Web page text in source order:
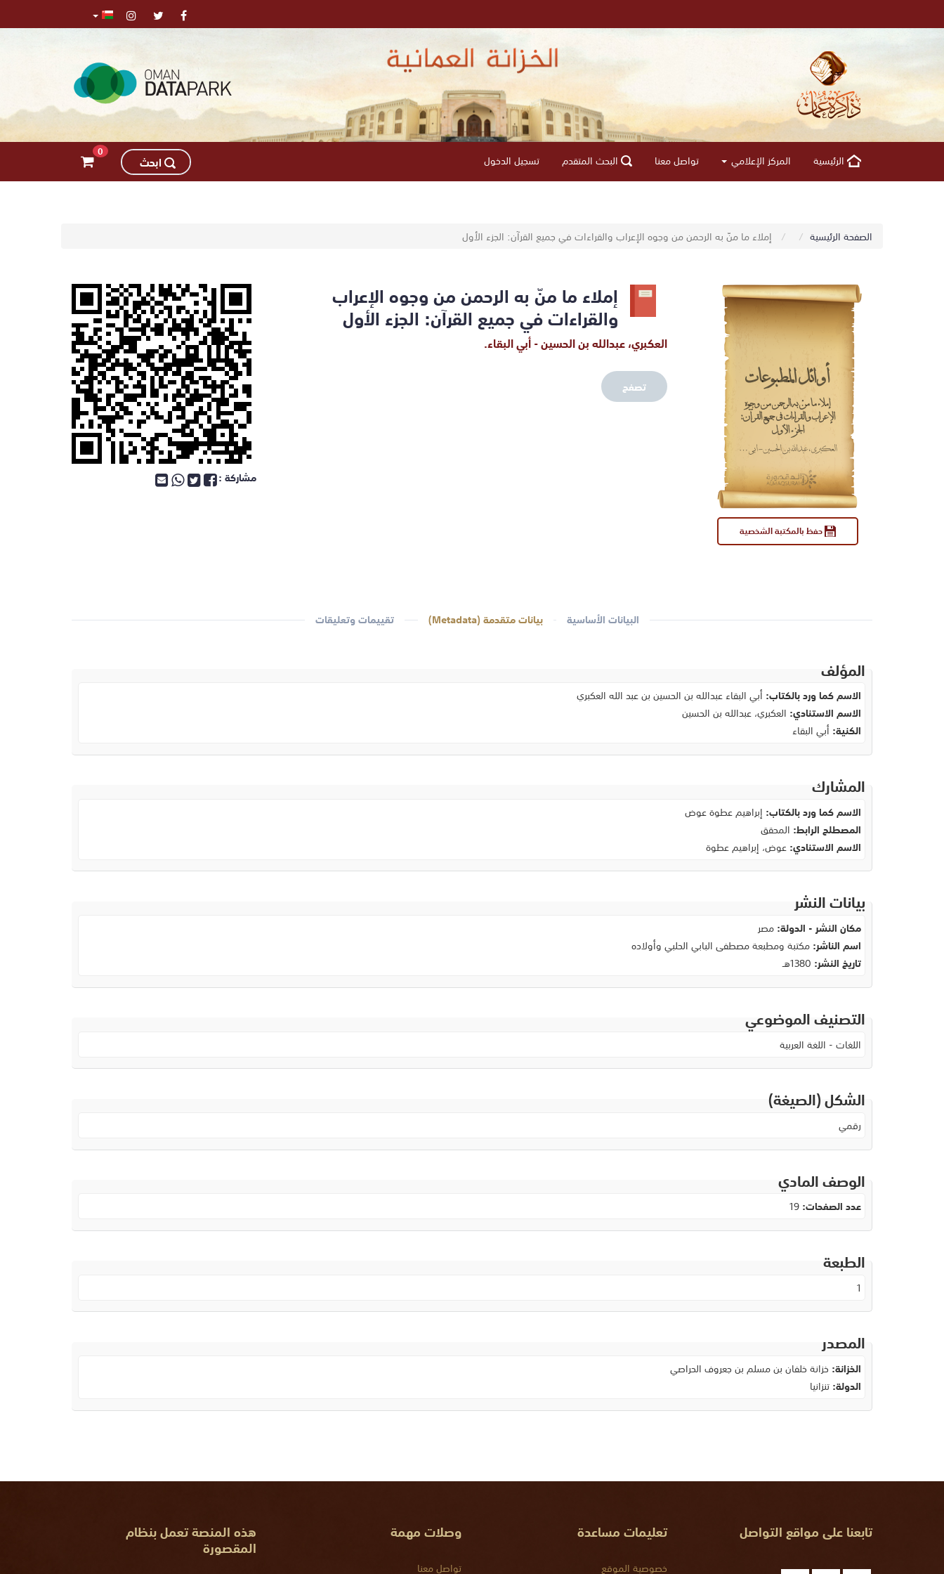
0
اﺑﺤﺚ الرئيسية المركز الإعلامي تواصل معنا البحث المتقدم تسجيل الدخول
الصفحة الرئيسية إملاء ما منّ به الرحمن من وجوه الإعراب والقراءات في جميع القرآن: الجزء الأول
حفظ بالمكتبة الشخصية
أوائل المطبوعات
إملاء ما منّ به الرحمن من وجوه
الإعراب والقراءات في جميع القرآن:
الجزء الأول
العكبري، عبدالله بن الحسين - أبي البقاء.
إملاء ما منّ به الرحمن من وجوه الإعراب
والقراءات في جميع القرآن: الجزء الأول
العكبري، عبدالله بن الحسين - أبي البقاء.
تصفح
مشاركة :
البيانات الأساسية بيانات متقدمة (Metadata) تقييمات وتعليقات
المؤلف
الاسم كما ورد بالكتاب: أبي البقاء عبدالله بن الحسين بن عبد الله العكبري
الاسم الاستنادي: العكبري، عبدالله بن الحسين
الكنية: أبي البقاء
المشارك
الاسم كما ورد بالكتاب: إبراهيم عطوة عوض
المصطلح الرابط: المحقق
الاسم الاستنادي:عوض، إبراهيم عطوة
بيانات النشر
مكان النشر - الدولة:مصر
اسم الناشر:مكتبة ومطبعة مصطفى البابي الحلبي وأولاده
تاريخ النشر: 1380هـ
التصنيف الموضوعي
اللغات - اللغة العربية
الشكل (الصيغة)
رقمي
الوصف المادي
عدد الصفحات:19
الطبعة
1
المصدر
الخزانة: خزانة خلفان بن مسلم بن جعروف الحراصي
الدولة:تنزانيا
تابعنا على مواقع التواصل تعليمات مساعدة
خصوصية الموقع
وصلات مهمة
تواصل معنا
هذه المنصة تعمل بنظام
المقصورة